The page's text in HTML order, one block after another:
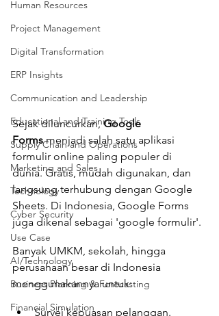
Human Resources
Project Management
Digital Transformation
ERP Insights
Communication and Leadership
Educational and Training Tools
Supply Chain and Operations
Marketing and Sales
Technology
Cyber Security
Use Case
AI/Technology
Business Planning & Forecasting
Financial Simulation
Sejak diluncurkan, Google
Forms menjadi salah satu aplikasi
formulir online paling populer di
dunia. Gratis, mudah digunakan, dan
langsung terhubung dengan Google
Sheets. Di Indonesia, Google Forms
juga dikenal sebagai 'google formulir'.
Banyak UMKM, sekolah, hingga
perusahaan besar di Indonesia
menggunakannya untuk:
Survei kepuasan pelanggan.